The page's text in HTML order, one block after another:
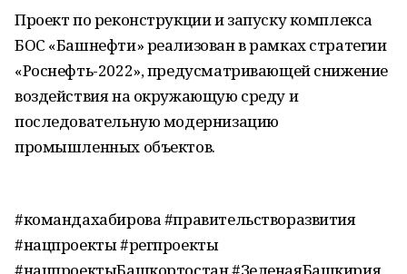
Проект по реконструкции и запуску комплекса
БОС «Башнефти» реализован в рамках стратегии
«Роснефть-2022», предусматривающей снижение
воздействия на окружающую среду и
последовательную модернизацию
промышленных объектов.
#командахабирова #правительстворазвития
#нацпроекты #регпроекты